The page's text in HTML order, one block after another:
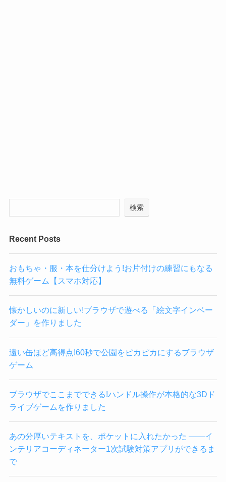
検索
Recent Posts
おもちゃ・服・本を仕分けよう!お片付けの練習にもなる
無料ゲーム【スマホ対応】
懐かしいのに新しい!ブラウザで遊べる「絵文字インベー
ダー」を作りました
遠い缶ほど高得点!60秒で公園をピカピカにするブラウザ
ゲーム
ブラウザでここまでできる!ハンドル操作が本格的な3Dド
ライブゲームを作りました
あの分厚いテキストを、ポケットに入れたかった ——イ
ンテリアコーディネーター1次試験対策アプリができるま
で